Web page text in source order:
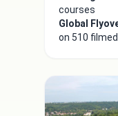
courses
Global
on 510